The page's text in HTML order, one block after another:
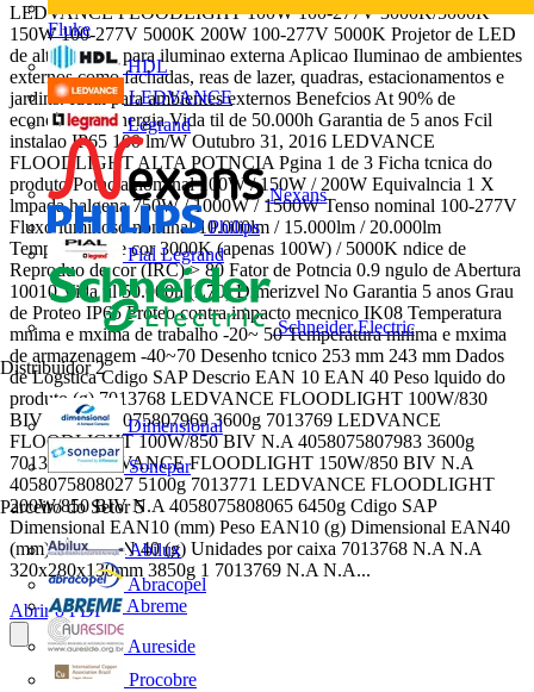
Fluke
HDL
LEDVANCE
Legrand
Nexans
Philips
Pial Legrand
Schneider Electric
Distribuidor 2
Dimensional
Sonepar
Parceiro do Setor 5
Abilux
Abracopel
Abreme
Aureside
Procobre
LEDVANCE FLOODLIGHT 100W 100-277V 3000K/5000K
150W 100-277V 5000K 200W 100-277V 5000K Projetor de LED
de alta potncia para iluminao externa Aplicao Iluminao de ambientes
externos como fachadas, reas de lazer, quadras, estacionamentos e
jardins. Ideal para ambientes externos Benefcios At 90% de
economia de energia Vida til de 50.000h Garantia de 5 anos Fcil
instalao IP65 100 lm/W Outubro 31, 2016 LEDVANCE
FLOODLIGHT ALTA POTNCIA Pgina 1 de 3 Ficha tcnica do
produto Potncia nominal 100W / 150W / 200W Equivalncia 1 X
lmpada halgena 750W / 1000W / 1500W Tenso nominal 100-277V
Fluxo luminoso nominal 10.000lm / 15.000lm / 20.000lm
Temperatura de cor 3000K (apenas 100W) / 5000K ndice de
Reproduo de cor (IRC) > 80 Fator de Potncia 0.9 ngulo de Abertura
10010 Vida til 50.000h (L70) Dimerizvel No Garantia 5 anos Grau
de Proteo IP65 Proteo contra impacto mecnico IK08 Temperatura
mnima e mxima de trabalho -20~ 50 Temperatura mnima e mxima
de armazenagem -40~70 Desenho tcnico 253 mm 243 mm Dados
de Logstica Cdigo SAP Descrio EAN 10 EAN 40 Peso lquido do
produto (g) 7013768 LEDVANCE FLOODLIGHT 100W/830
BIV N.A 4058075807969 3600g 7013769 LEDVANCE
FLOODLIGHT 100W/850 BIV N.A 4058075807983 3600g
7013770 LEDVANCE FLOODLIGHT 150W/850 BIV N.A
4058075808027 5100g 7013771 LEDVANCE FLOODLIGHT
200W/850 BIV N.A 4058075808065 6450g Cdigo SAP
Dimensional EAN10 (mm) Peso EAN10 (g) Dimensional EAN40
(mm) Peso EAN 40 (g) Unidades por caixa 7013768 N.A N.A
320x280x130mm 3850g 1 7013769 N.A N.A...
Abrir o PDF